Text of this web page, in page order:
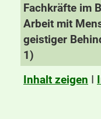
Fachkräfte im
Arbeit mit
geistiger
1)
Inhalt zeigen I